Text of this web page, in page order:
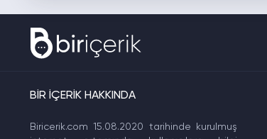
BİR İÇERİK HAKKINDA
Biricerik.com 15.08.2020 tarihinde kurulmuş